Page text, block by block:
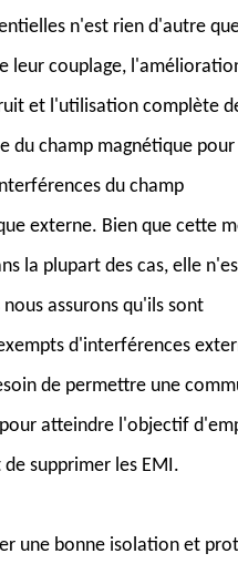
n'est rien d'autre
leur couplage,
et l'utilisation complète
du champ magnétique pour
du champ
externe. Bien que cette
la plupart des cas, elle
assurons qu'ils sont
d'interférences
de permettre une
atteindre l'objectif
supprimer les EMI.
une bonne isolation et